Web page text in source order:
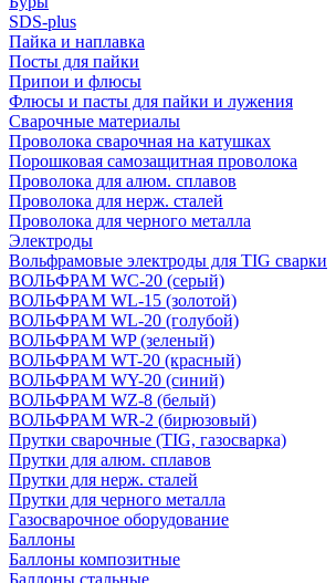
SDS-plus
Пайка и наплавка
Посты для пайки
Припои и флюсы
Флюсы и пасты для пайки и лужения
Сварочные материалы
Проволока сварочная на катушках
Порошковая самозащитная проволока
Проволока для алюм. сплавов
Проволока для нерж. сталей
Проволока для черного металла
Электроды
Вольфрамовые электроды для TIG сварки
ВОЛЬФРАМ WC-20 (серый)
ВОЛЬФРАМ WL-15 (золотой)
ВОЛЬФРАМ WL-20 (голубой)
ВОЛЬФРАМ WP (зеленый)
ВОЛЬФРАМ WT-20 (красный)
ВОЛЬФРАМ WY-20 (синий)
ВОЛЬФРАМ WZ-8 (белый)
ВОЛЬФРАМ WR-2 (бирюзовый)
Прутки сварочные (TIG, газосварка)
Прутки для алюм. сплавов
Прутки для нерж. сталей
Прутки для черного металла
Газосварочное оборудование
Баллоны
Баллоны композитные
Баллоны стальные